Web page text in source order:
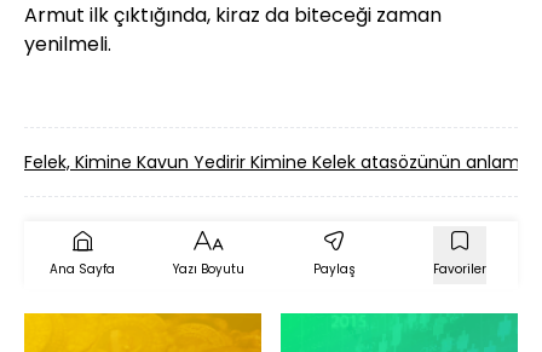
Armut ilk çıktığında, kiraz da biteceği zaman
yenilmeli.
Felek, Kimine Kavun Yedirir Kimine Kelek atasözünün anlamı
Ana Sayfa Yazı Boyutu Paylaş Favoriler